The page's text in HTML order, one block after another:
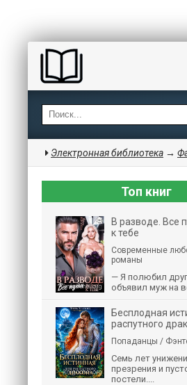
Электронная библиотека →
Топ книг
В разводе. Все
к тебе
Современные
романы
— Я полюбил
объявил муж на
Бесплодная
распутного
Попаданцы /
Семь лет
презрения и
постели....